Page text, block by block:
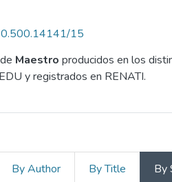
15
Maestro producidos en los
y registrados en RENATI.
By Author By Title By